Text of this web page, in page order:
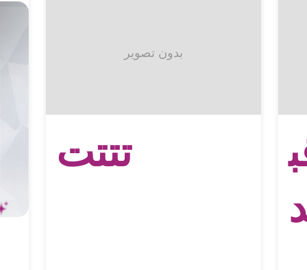
بدون تصویر
تتتت